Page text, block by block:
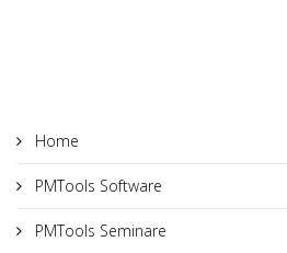
Home
PMTools Software
PMTools Seminare